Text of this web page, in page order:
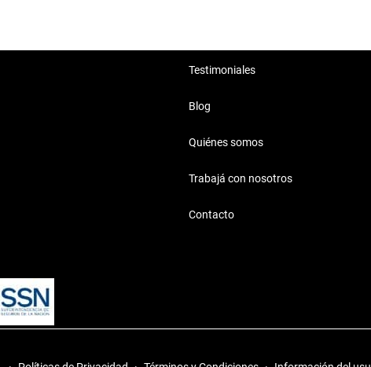
Testimoniales
Blog
Quiénes somos
Trabajá con nosotros
Contacto